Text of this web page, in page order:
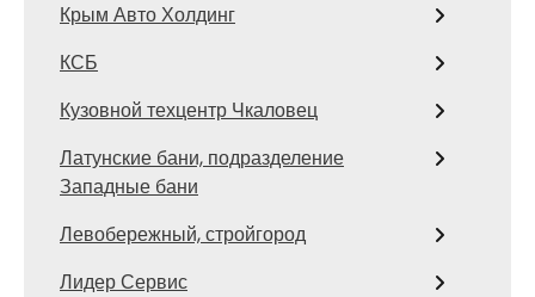
Крым Авто Холдинг
КСБ
Кузовной техцентр Чкаловец
Латунские бани, подразделение
Западные бани
Левобережный, стройгород
Лидер Сервис